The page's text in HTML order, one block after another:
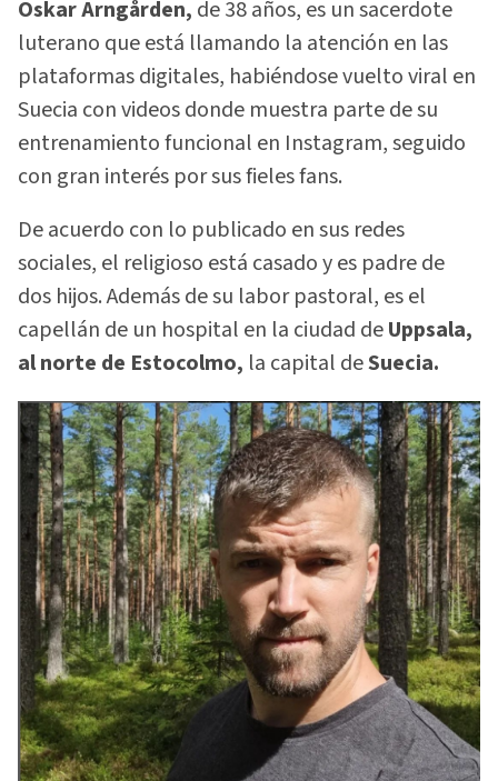
Oskar Arngården, de 38 años, es un sacerdote
luterano que está llamando la atención en las
plataformas digitales, habiéndose vuelto viral en
Suecia con videos donde muestra parte de su
entrenamiento funcional en Instagram, seguido
con gran interés por sus fieles fans.
De acuerdo con lo publicado en sus redes
sociales, el religioso está casado y es padre de
dos hijos. Además de su labor pastoral, es el
capellán de un hospital en la ciudad deUppsala,
al norte de Estocolmo, la capital deSuecia.